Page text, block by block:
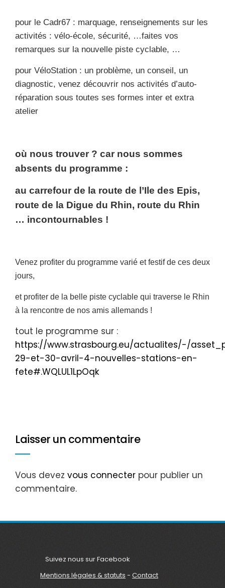
pour le Cadr67 : marquage, renseignements sur les
activités : vélo-école, sécurité, …faites vos
remarques sur la nouvelle piste cyclable, …
pour VéloStation : un problème, un conseil, un
diagnostic, venez découvrir nos activités d’auto-
réparation sous toutes ses formes inter et extra
atelier
où nous trouver ? car nous sommes
absents du programme :
au carrefour de la route de l’Ile des Epis,
route de la Digue du Rhin, route du Rhin
… incontournables !
Venez profiter du programme varié et festif de ces deux
jours,
et profiter de la belle piste cyclable qui traverse le Rhin
à la rencontre de nos amis allemands !
tout le programme sur :
https://www.strasbourg.eu/actualites/-/
29-et-30-avril-4-nouvelles-stations-en-
fete#.WQLUL1LpOqk
Laisser un commentaire
Vous devez vous connecter pour publier un
commentaire.
Suivez nous sur Facebook
Mentions légales & statuts - Contact